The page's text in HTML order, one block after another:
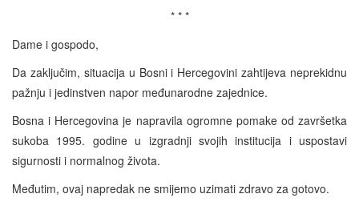
* * *
Dame i gospodo,
Da zaključim, situacija u Bosni i Hercegovini zahtijeva neprekidnu
pažnju i jedinstven napor međunarodne zajednice.
Bosna i Hercegovina je napravila ogromne pomake od završetka
sukoba 1995. godine u izgradnji svojih institucija i uspostavi
sigurnosti i normalnog života.
Međutim, ovaj napredak ne smijemo uzimati zdravo za gotovo.